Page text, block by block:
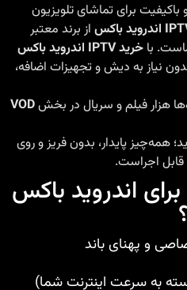
برای تماشای تلویزیون
از برند معتبر
خرید IPTV اندروید باکس
نیاز به دیش و تجهیزات اضافه،
هزار فیلم و سریال در بخشVOD
همه‌چیز پایدار، بدون فریز و روی
چرا Smart IPTV برای اندروید باکس
و پهنای باند